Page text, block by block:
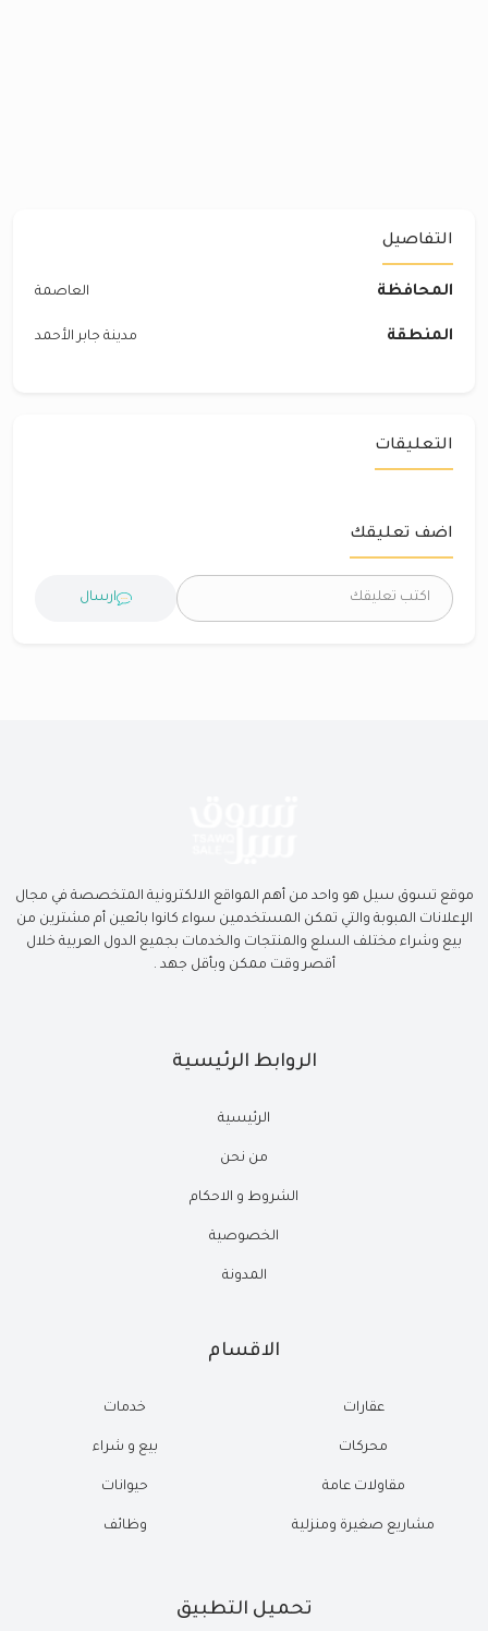
التفاصيل
المحافظة العاصمة
المنطقة مدينة جابر الأحمد
التعليقات
اضف تعليقك
ارسال
موقع تسوق سيل هو واحد من أهم المواقع الالكترونية المتخصصة في مجال
الإعلانات المبوبة والتي تمكن المستخدمين سواء كانوا بائعين أم مشترين من
بيع وشراء مختلف السلع والمنتجات والخدمات بجميع الدول العربية خلال
أقصر وقت ممكن وبأقل جهد .
الروابط الرئيسية
الرئيسية
من نحن
الشروط و الاحكام
الخصوصية
المدونة
الاقسام
عقارات
محركات
مقاولات عامة
مشاريع صغيرة ومنزلية
خدمات
بيع و شراء
حيوانات
وظائف
تحميل التطبيق